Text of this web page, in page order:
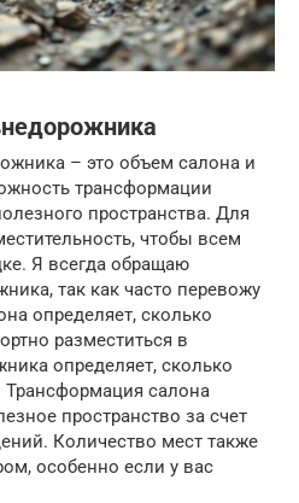
– это объем салона и
трансформации
пространства. Для
чтобы всем
Я всегда обращаю
так как часто перевожу
определяет, сколько
разместиться в
определяет, сколько
Трансформация салона
пространство за счет
Количество мест также
особенно если у вас